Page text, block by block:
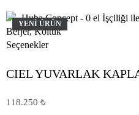
YENİ ÜRÜN
Seçenekler
CIEL YUVARLAK
118.250 ₺